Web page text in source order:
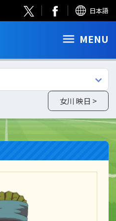
日本語
MENU
女川 映日 >